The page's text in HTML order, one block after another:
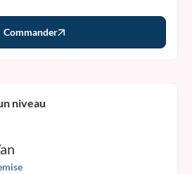
Commander
niveau